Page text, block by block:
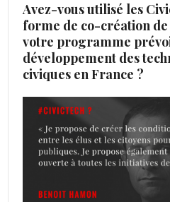
Avez-vous utilisé les
forme de co-création
votre programme
développement des
civiques en France ?